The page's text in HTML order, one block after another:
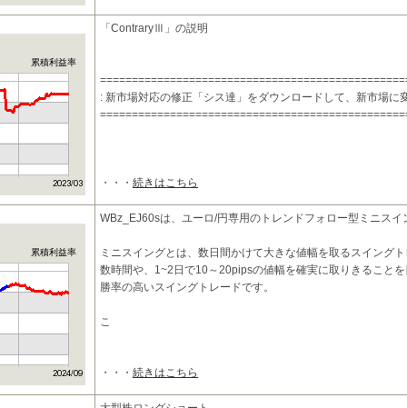
累積利益率
「ContraryⅢ」の説明
: 新市場対応の修正「シス達」をダウンロードして、新市場に
・・・ 続きはこちら
累積利益率
WBz_EJ60sは、ユーロ/円専用のトレンドフォロー型ミニスイ
ミニスイングとは、数日間かけて大きな値幅を取るスイング
数時間や、1~2日で10～20pipsの値幅を確実に取りきること
勝率の高いスイングトレードです。
こ
・・・ 続きはこちら